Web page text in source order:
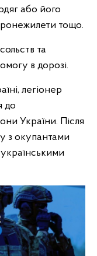
або його
тощо.
та
в дорозі.
легіонер
до
України. Після
з окупантами
українськими